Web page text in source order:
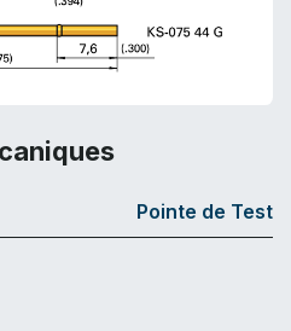
Pointe de Test